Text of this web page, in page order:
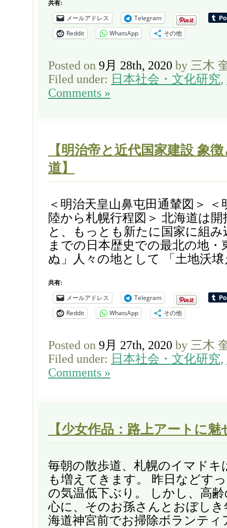
共有:
メールアドレス
Telegram
Reddit
WhatsApp その他
Posted on 9月 28th, 2020 by 三木
Filed under: 日本社会・文化研究,
Comments »
【明治帝と近代国家建設 象
道】
＜明治天皇山鼻屯田通輦図＞
陸から札幌行程図＞ 北海道は
と、もっとも新たに国家に組
までの日本歴史での最北の地
ぬ」人々の地として 「土地沃
共有:
メールアドレス
Telegram
Reddit
WhatsApp その他
Posted on 9月 27th, 2020 by 三木
Filed under: 日本社会・文化研究,
Comments »
【少女作品：路上アートに
毎朝の散歩道、札幌のイマドキ
も増えてきます。 昨日などす
の気温低下ぶり。 しかし、高
心に、そのお孫さんとおぼしき
海道神宮前でお掃除ボランテ